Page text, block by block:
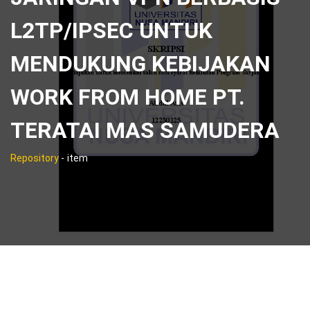
L2TP/IPSEC UNTUK
MENDUKUNG KEBIJAKAN
WORK FROM HOME PT.
TERATAI MAS SAMUDERA
Repository - item